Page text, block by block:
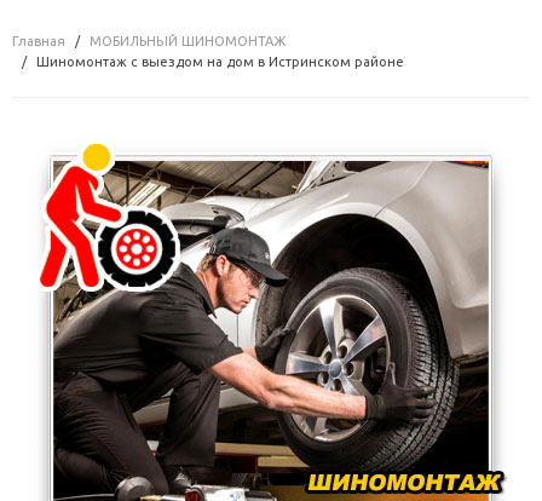
Главная
МОБИЛЬНЫЙ ШИНОМОНТАЖ
Шиномонтаж с выездом на дом в Истринском районе